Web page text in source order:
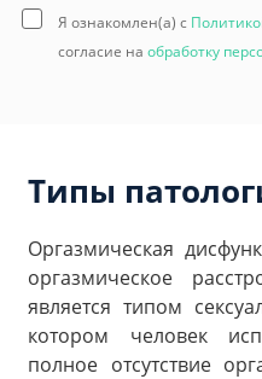
Я ознакомлен(а) с
согласие на обработку
Типы
Оргазмическая
оргазмическое
является типом
котором человек
полное отсутствие